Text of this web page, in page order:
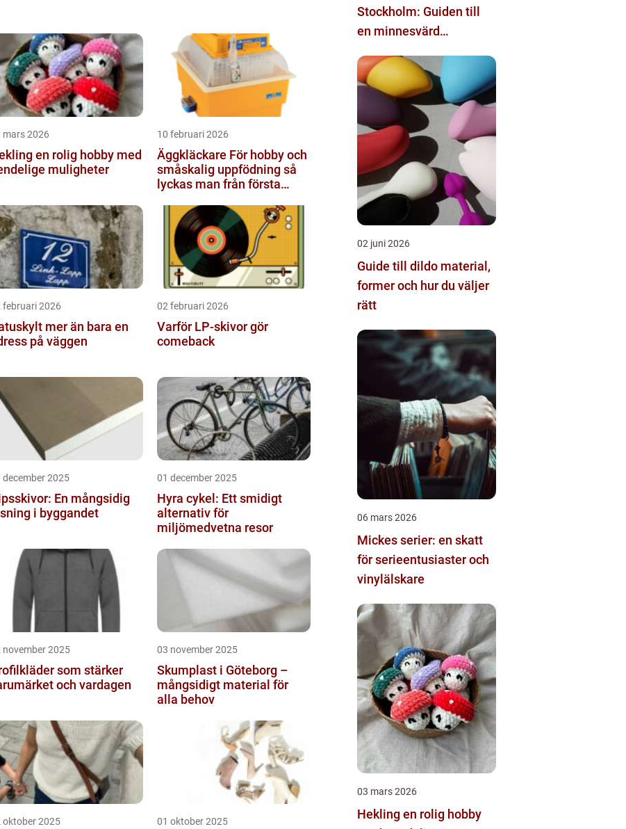
mars 2026
en rolig hobby med
muligheter
10 februari 2026
Äggkläckare För hobby och
småskalig uppfödning så
lyckas man från första
februari 2026
mer än bara en
på väggen
02 februari 2026
Varför LP-skivor gör
comeback
december 2025
En mångsidig
i byggandet
01 december 2025
Hyra cykel: Ett smidigt
alternativ för
miljömedvetna resor
november 2025
som stärker
och vardagen
03 november 2025
Skumplast i Göteborg –
mångsidigt material för
alla behov
oktober 2025 01 oktober 2025
Stockholm: Guiden till
en minnesvärd
02 juni 2026
Guide till dildo material,
former och hur du väljer
rätt
06 mars 2026
Mickes serier: en skatt
för serieentusiaster och
vinylälskare
03 mars 2026
Hekling en rolig hobby